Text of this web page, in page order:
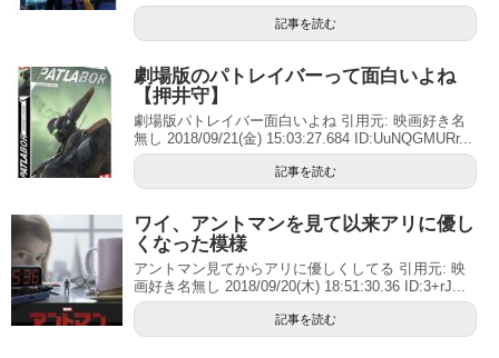
記事を読む
劇場版のパトレイバーって面白いよね
【押井守】
劇場版パトレイバー面白いよね 引用元: 映画好き名
無し 2018/09/21(金) 15:03:27.684 ID:UuNQGMURr...
記事を読む
ワイ、アントマンを見て以来アリに優し
くなった模様
アントマン見てからアリに優しくしてる 引用元: 映
画好き名無し 2018/09/20(木) 18:51:30.36 ID:3+rJ...
記事を読む